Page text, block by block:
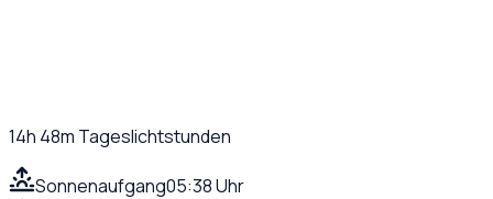
14h 48m Tageslichtstunden
Sonnenaufgang05:38 Uhr